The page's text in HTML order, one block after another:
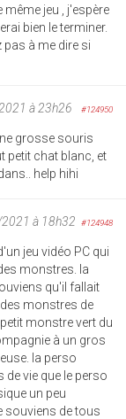
même jeu , j'espère
bien le terminer.
pas à me dire si
à 23h26 #124950
grosse souris
petit chat blanc, et
help hihi
à 18h32 #124948
jeu vidéo PC qui
monstres. la
qu'il fallait
monstres de
monstre vert du
à un gros
la perso
vie que le perso
un peu
souviens de tous